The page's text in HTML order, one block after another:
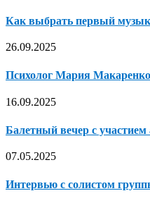
Как выбрать первый
26.09.2025
Психолог Мария
16.09.2025
Балетный вечер с
07.05.2025
Интервью с солистом